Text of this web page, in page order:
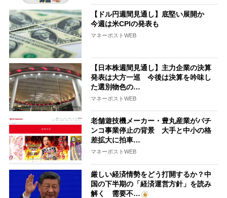
【ドル円週間見通し】底堅い展開か
今週は米CPIの発表も
マネーポストWEB
【日本株週間見通し】主力企業の決算
発表は大方一巡 今後は決算を吟味し
た選別物色の…
マネーポストWEB
老舗遊技機メーカー・豊丸産業がパチ
ンコ事業停止の背景 大手と中小の格
差拡大に拍車…
マネーポストWEB
厳しい経済情勢をどう打開するか？中
国の下半期の「経済運営方針」を読み
解く 需要不…